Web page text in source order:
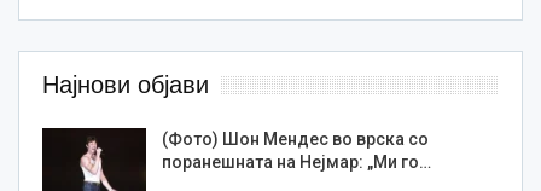
Најнови објави
(Фото) Шон Мендес во врска со
поранешната на Нејмар: „Ми го…